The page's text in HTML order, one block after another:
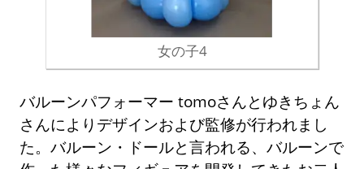
女の子4
バルーンパフォーマー tomoさんとゆきちょん
さんによりデザインおよび監修が行われまし
た。バルーン・ドールと言われる、バルーンで